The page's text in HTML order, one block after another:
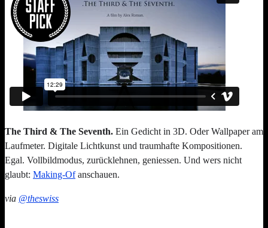
The Third & The Seventh. Ein Gedicht in 3D. Oder Wallpaper am
Laufmeter. Digitale Lichtkunst und traumhafte Kompositionen.
Egal. Vollbildmodus, zurücklehnen, geniessen. Und wers nicht
glaubt: Making-Ofanschauen.
via @theswiss